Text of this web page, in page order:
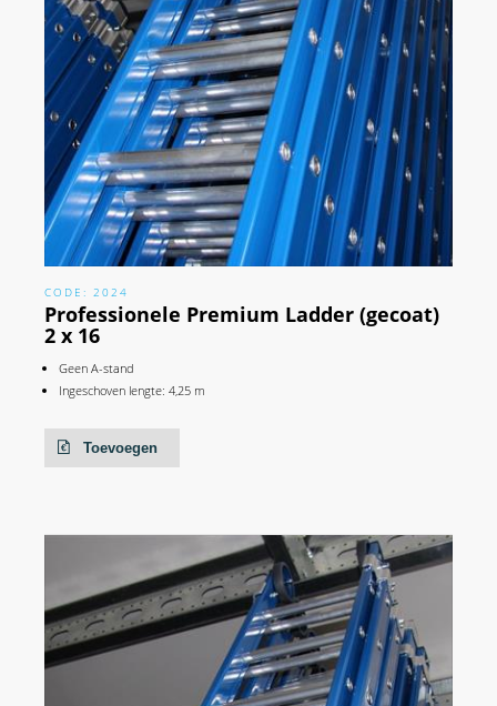
CODE: 2024
Professionele Premium Ladder (gecoat)
2 x 16
Geen A-stand
Ingeschoven lengte: 4,25 m
Toevoegen